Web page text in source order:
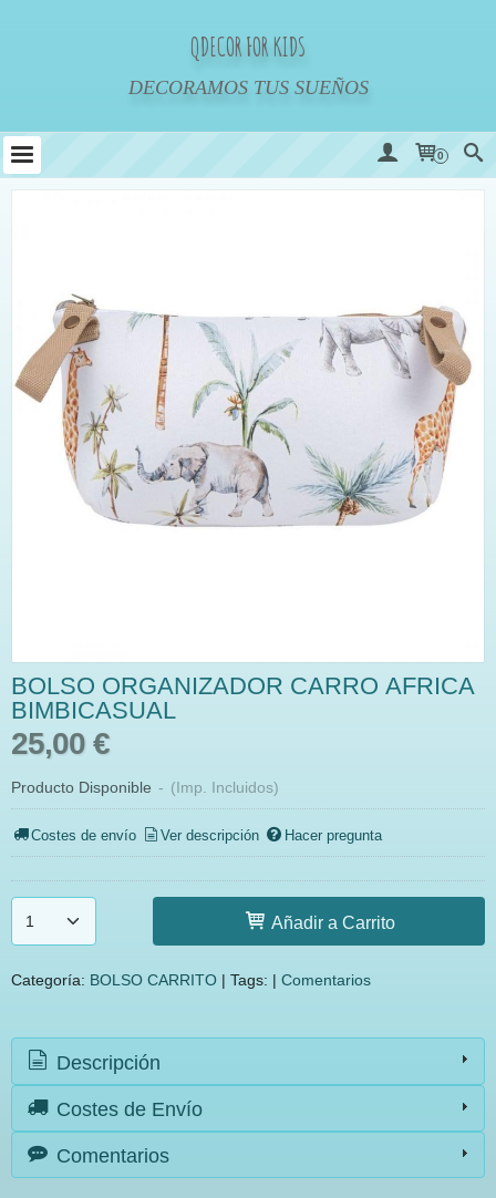
QDECOR FOR KIDS
DECORAMOS TUS SUEÑOS
0
BOLSO ORGANIZADOR CARRO AFRICA
BIMBICASUAL
25,00 €
Producto Disponible - (Imp. Incluidos)
Costes de envío Ver descripción Hacer pregunta
Añadir a Carrito
Categoría: BOLSO CARRITO | Tags: | Comentarios
Descripción
Costes de Envío
Comentarios